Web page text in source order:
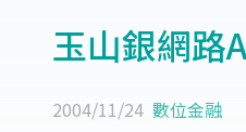
玉山銀網
2004/11/24 數位金融